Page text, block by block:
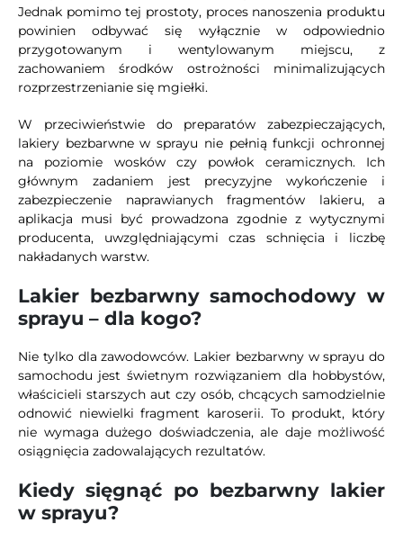
Jednak pomimo tej prostoty, proces nanoszenia produktu
powinien odbywać się wyłącznie w odpowiednio
przygotowanym i wentylowanym miejscu, z
zachowaniem środków ostrożności minimalizujących
rozprzestrzenianie się mgiełki.
W przeciwieństwie do preparatów zabezpieczających,
lakiery bezbarwne w sprayu nie pełnią funkcji ochronnej
na poziomie wosków czy powłok ceramicznych. Ich
głównym zadaniem jest precyzyjne wykończenie i
zabezpieczenie naprawianych fragmentów lakieru, a
aplikacja musi być prowadzona zgodnie z wytycznymi
producenta, uwzględniającymi czas schnięcia i liczbę
nakładanych warstw.
Lakier bezbarwny samochodowy w
sprayu – dla kogo?
Nie tylko dla zawodowców. Lakier bezbarwny w sprayu do
samochodu jest świetnym rozwiązaniem dla hobbystów,
właścicieli starszych aut czy osób, chcących samodzielnie
odnowić niewielki fragment karoserii. To produkt, który
nie wymaga dużego doświadczenia, ale daje możliwość
osiągnięcia zadowalających rezultatów.
Kiedy sięgnąć po bezbarwny lakier
w sprayu?